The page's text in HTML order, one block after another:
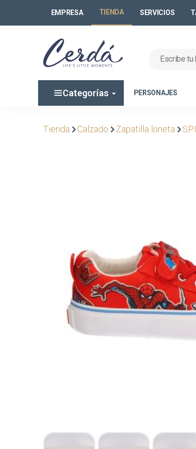
EMPRESA TIENDA SERVICIOS
Categorías PERSONAJES
Tienda Calzado Zapatilla loneta